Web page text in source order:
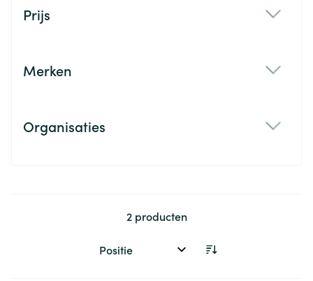
Prijs
Merken
Organisaties
2producten
Sorteer op: